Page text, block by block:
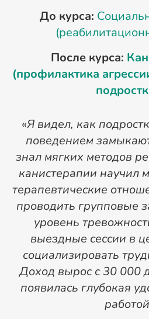
До курса:
После курса:
(профилактика
«Я видел, как
поведением
знал мягких методов
канистерапии научил
терапевтические
проводить групповые
уровень
выездные сессии в
социализировать
Доход вырос с 30 000
появилась глубокая